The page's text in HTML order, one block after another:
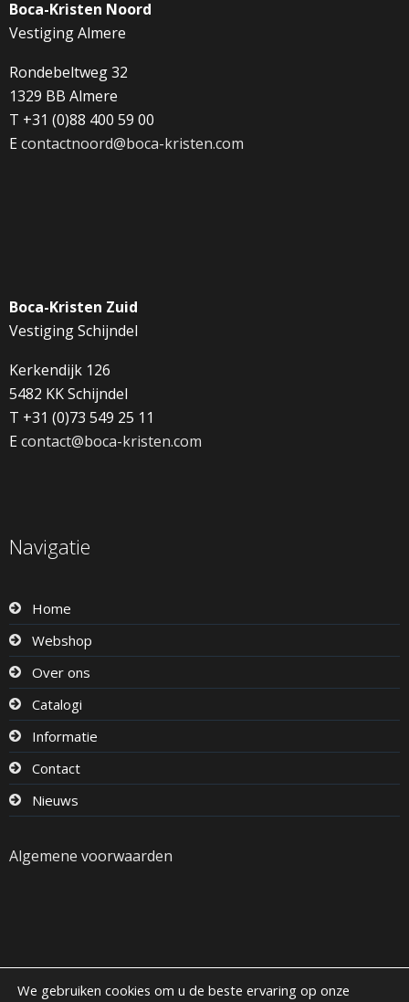
Boca-Kristen Noord
Vestiging Almere
Rondebeltweg 32
1329 BB Almere
T +31 (0)88 400 59 00
Econtactnoord@boca-kristen.com
Boca-Kristen Zuid
Vestiging Schijndel
Kerkendijk 126
5482 KK Schijndel
T +31 (0)73 549 25 11
Econtact@boca-kristen.com
Navigatie
Home
Webshop
Over ons
Catalogi
Informatie
Contact
Nieuws
Algemene voorwaarden
We gebruiken cookies om u de beste ervaring op onze